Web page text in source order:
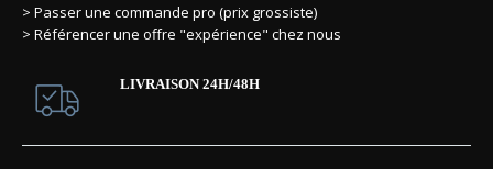
> Passer une commande pro (prix grossiste)
> Référencer une offre "expérience" chez nous
LIVRAISON 24H/48H